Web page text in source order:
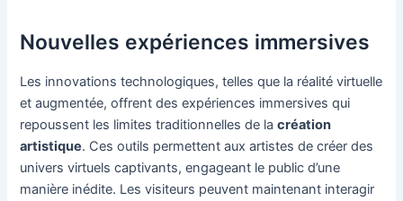
Nouvelles expériences immersives
Les innovations technologiques, telles que la réalité virtuelle
et augmentée, offrent des expériences immersives qui
repoussent les limites traditionnelles de lacréation
artistique. Ces outils permettent aux artistes de créer des
univers virtuels captivants, engageant le public d’une
manière inédite. Les visiteurs peuvent maintenant interagir